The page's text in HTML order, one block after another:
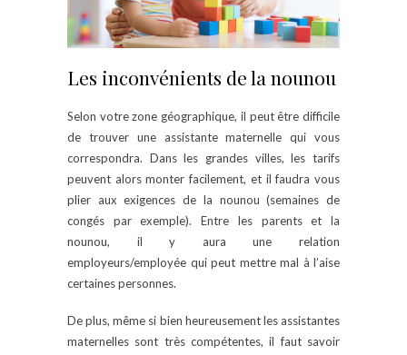
Les inconvénients de la nounou
Selon votre zone géographique, il peut être difficile
de trouver une assistante maternelle qui vous
correspondra. Dans les grandes villes, les tarifs
peuvent alors monter facilement, et il faudra vous
plier aux exigences de la nounou (semaines de
congés par exemple). Entre les parents et la
nounou, il y aura une relation
employeurs/employée qui peut mettre mal à l’aise
certaines personnes.
De plus, même si bien heureusement les assistantes
maternelles sont très compétentes, il faut savoir